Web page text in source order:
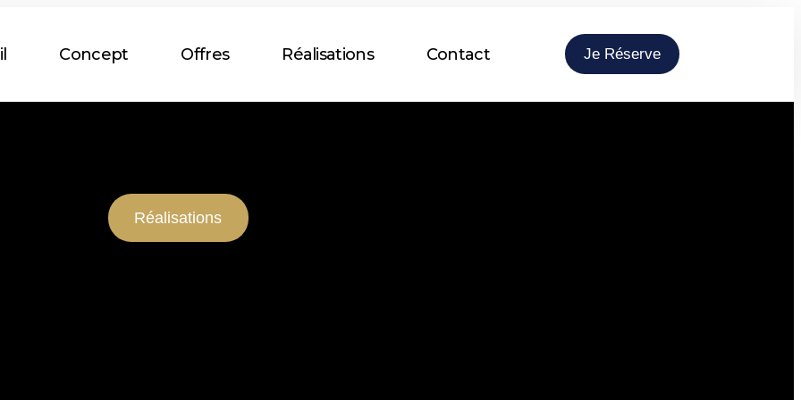
Concept Offres Réalisations Contact Je Réserve
Réalisations